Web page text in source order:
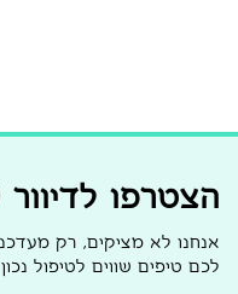
הצטרפו לדיוור
אנחנו לא מציקים, רק
לכם טיפים שווים לטיפול